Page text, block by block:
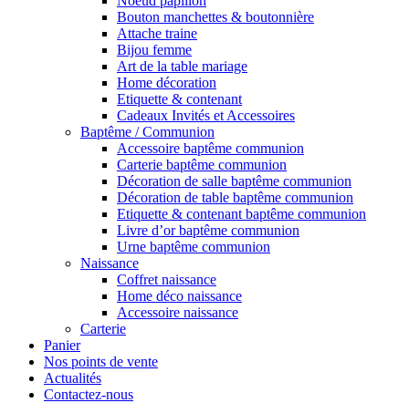
Bouton manchettes & boutonnière
Attache traine
Bijou femme
Art de la table mariage
Home décoration
Etiquette & contenant
Cadeaux Invités et Accessoires
Baptême / Communion
Accessoire baptême communion
Carterie baptême communion
Décoration de salle baptême communion
Décoration de table baptême communion
Etiquette & contenant baptême communion
Livre d’or baptême communion
Urne baptême communion
Naissance
Coffret naissance
Home déco naissance
Accessoire naissance
Carterie
Panier
Nos points de vente
Actualités
Contactez-nous